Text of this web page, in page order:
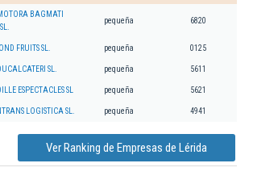
BAGMATI
pequeña 6820
FRUITS SL. pequeña 0125
SL. pequeña 5611
ESPECTACLES SL pequeña 5621
LOGISTICA SL. pequeña 4941
Ver Ranking de Empresas de Lérida